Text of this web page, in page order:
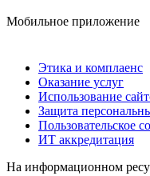
Мобильное приложение
Этика и комплаенс
Оказание услуг
Использование
Защита
Пользовательское
ИТ аккредитация
На информационном